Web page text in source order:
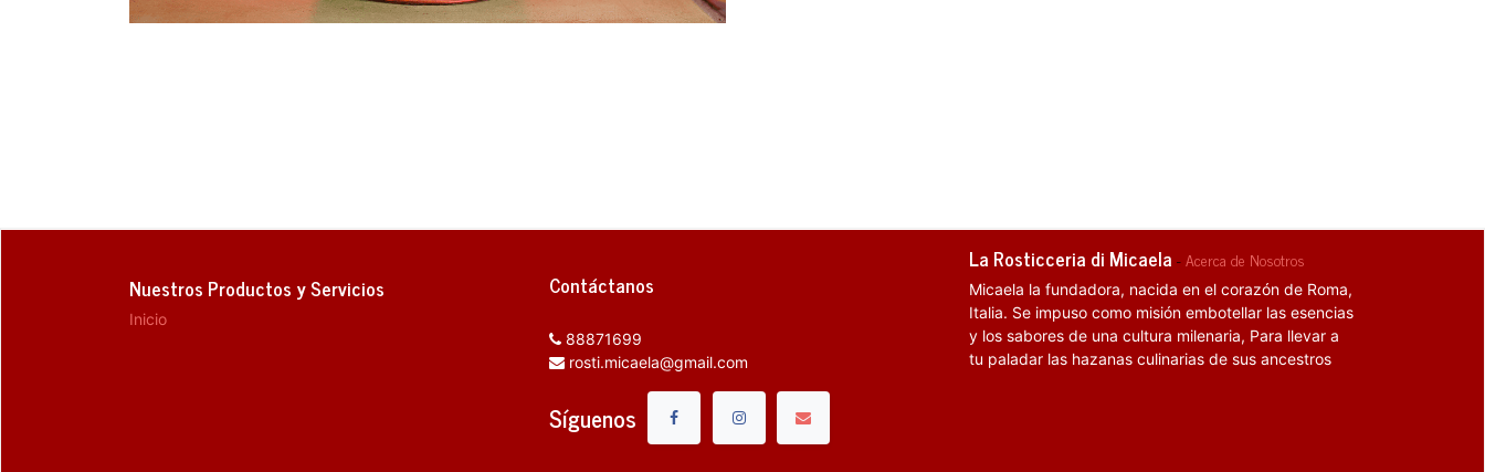
Nuestros Productos y Servicios
Inicio
Contáctanos
88871699
rosti.micaela@gmail.com
Síguenos
La Rosticceria di Micaela -Acerca de Nosotros
Micaela la fundadora, nacida en el corazón de Roma,
Italia. Se impuso como misión embotellar las esencias
y los sabores de una cultura milenaria, Para llevar a
tu paladar las hazanas culinarias de sus ancestros